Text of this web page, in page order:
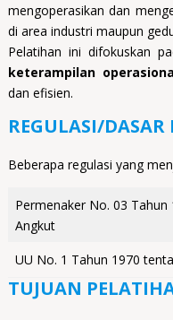
mengoperasikan dan
di area industri maupun
Pelatihan ini difokuskan
keterampilan
dan efisien.
REGULASI/
Beberapa regulasi yang
Permenaker No. 03
Angkut
UU No. 1 Tahun 1970
TUJUAN